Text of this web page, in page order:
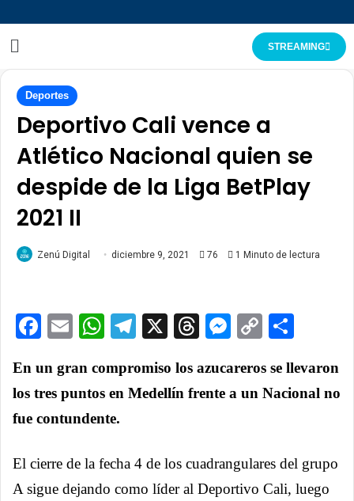
STREAMING
Deportes
Deportivo Cali vence a
Atlético Nacional quien se
despide de la Liga BetPlay
2021 II
Zenú Digital diciembre 9, 2021 76 1 Minuto de lectura
Facebook
EmailWhatsApp
Telegram
X ThreadsCopy
En un gran compromiso los azucareros se llevaron
los tres puntos en Medellín frente a un Nacional no
fue contundente.
El cierre de la fecha 4 de los cuadrangulares del grupo
A sigue dejando como líder al Deportivo Cali, luego